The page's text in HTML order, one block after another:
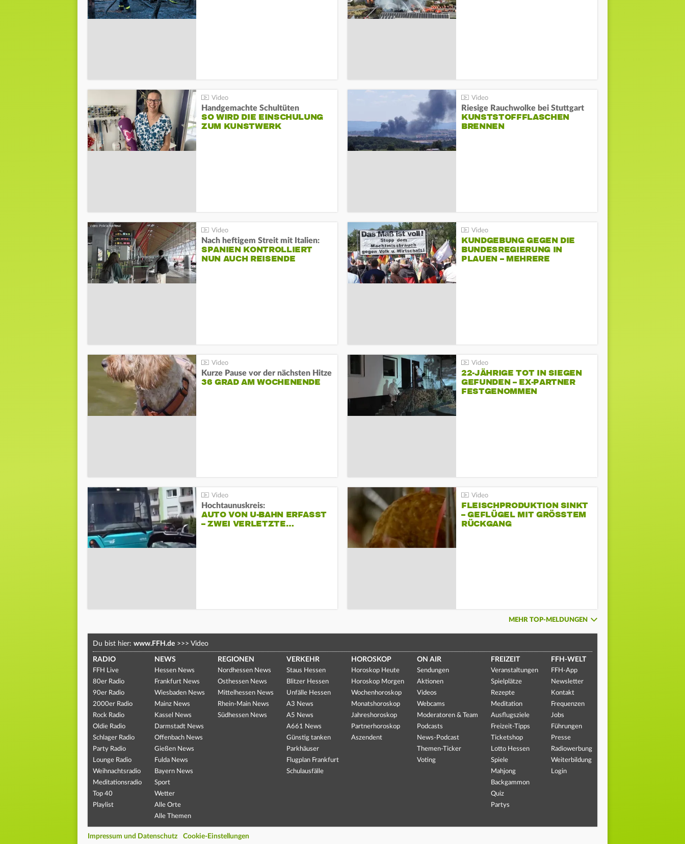
Handgemachte Schultüten
SO WIRD DIE EINSCHULUNG
ZUM KUNSTWERK
Riesige Rauchwolke bei Stuttgart
KUNSTSTOFFFLASCHEN
BRENNEN
Nach heftigem Streit mit Italien:
SPANIEN KONTROLLIERT
NUN AUCH REISENDE
KUNDGEBUNG GEGEN DIE
BUNDESREGIERUNG IN
PLAUEN – MEHRERE
Kurze Pause vor der nächsten Hitze
36 GRAD AM WOCHENENDE
22-JÄHRIGE TOT IN SIEGEN
GEFUNDEN – EX-PARTNER
FESTGENOMMEN
Hochtaunuskreis:
AUTO VON U-BAHN ERFASST
– ZWEI VERLETZTE…
FLEISCHPRODUKTION SINKT
– GEFLÜGEL MIT GRÖSSTEM R
ÜCKGANG
MEHR TOP-MELDUNGEN
Du bist hier: www.FFH.de >>> Video
RADIO
FFH Live
80er Radio
90er Radio
2000er Radio
Rock Radio
Oldie Radio
Schlager Radio
Party Radio
Lounge Radio
Weihnachtsradio
Meditationsradio
Top 40
Playlist
NEWS
Hessen News
Frankfurt News
Wiesbaden News
Mainz News
Kassel News
Darmstadt News
Offenbach News
Gießen News
Fulda News
Bayern News
Sport
Wetter
Alle Orte
Alle Themen
REGIONEN
Nordhessen News
Osthessen News
Mittelhessen News
Rhein-Main News
Südhessen News
VERKEHR
Staus Hessen
Blitzer Hessen
Unfälle Hessen
A3 News
A5 News
A661 News
Günstig tanken
Parkhäuser
Flugplan Frankfurt
Schulausfälle
HOROSKOP
Horoskop Heute
Horoskop Morgen
Wochenhoroskop
Monatshoroskop
Jahreshoroskop
Partnerhoroskop
Aszendent
ON AIR
Sendungen
Aktionen
Videos
Webcams
Moderatoren & Team
Podcasts
News-Podcast
Themen-Ticker
Voting
FREIZEIT
Veranstaltungen
Spielplätze
Rezepte
Meditation
Ausflugsziele
Freizeit-Tipps
Ticketshop
Lotto Hessen
Spiele
Mahjong
Backgammon
Quiz
Partys
FFH-WELT
FFH-App
Newsletter
Kontakt
Frequenzen
Jobs
Führungen
Presse
Radiowerbung
Weiterbildung
Login
Impressum und Datenschutz Cookie-Einstellungen